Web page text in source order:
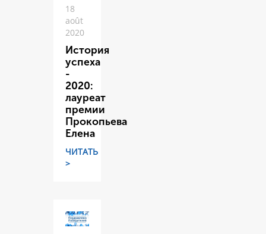
18
août
2020
История
успеха
-
2020:
лауреат
премии
Прокопьева
Елена
ЧИТАТЬ
>